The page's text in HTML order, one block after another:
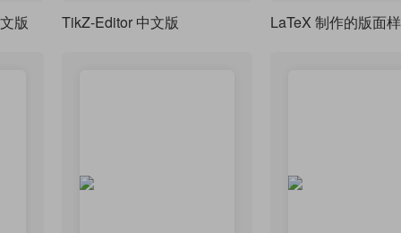
版 TikZ-Editor 中文版